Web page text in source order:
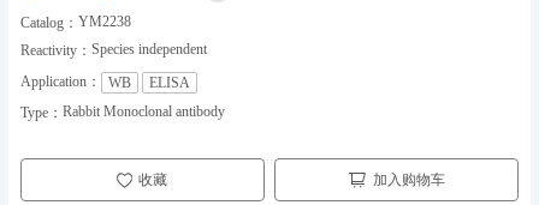
Catalog： YM2238
Reactivity： Species independent
Application：
WB
ELISA
Type： Rabbit Monoclonal antibody
收藏 加入购物车